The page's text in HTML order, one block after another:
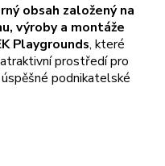
obsah založený na
výroby a montáže
Playgrounds, které
prostředí pro
podnikatelské